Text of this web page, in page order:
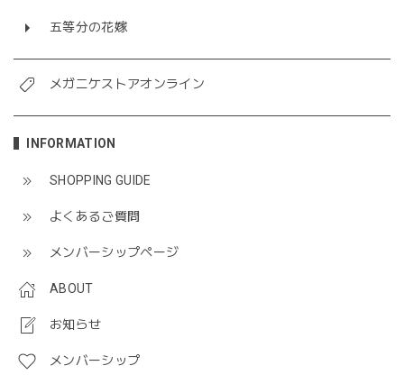
五等分の花嫁
メガニケストアオンライン
INFORMATION
SHOPPING GUIDE
よくあるご質問
メンバーシップページ
ABOUT
お知らせ
メンバーシップ